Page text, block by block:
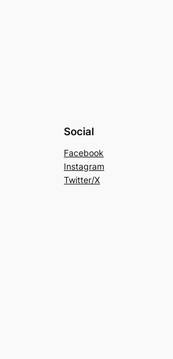
Social
Facebook
Instagram
Twitter/X